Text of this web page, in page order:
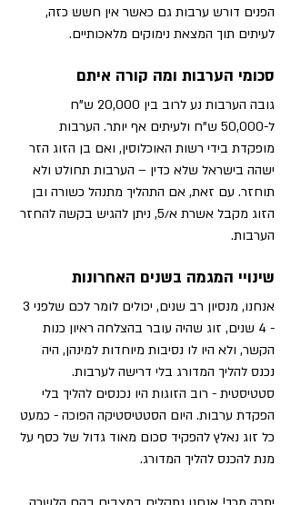
הפנים דורש ערבות גם כאשר אין חשש כזה,
לעיתים תוך המצאת נימוקים מלאכותיים.
סכומי הערבות ומה קורה איתם
גובה הערבות נע לרוב בין 20,000 ש"ח
ל-50,000 ש"ח ולעיתים אף יותר. הערבות
מופקדת בידי רשות האוכלוסין, ואם בן הזוג הזר
ישהה בישראל שלא כדין – הערבות תחולט ולא
תוחזר. עם זאת, אם התהליך מתנהל כשורה ובן
הזוג מקבל אשרת א/5, ניתן להגיש בקשה להחזר
הערבות.
שינויי המגמה בשנים האחרונות
- 4 שנים, זוג שהיה עובר בהצלחה ראיון כנות
הקשר, ולא היו לו נסיבות מיוחדות למינהן, היה
נכנס להליך המדורג בלי דרישה לערבות.
סטטיסטית - רוב הזוגות היו נכנסים להליך בלי
הפקדת ערבות. היום הסטטיסטיקה הפוכה - כמעט
כל זוג נאלץ להפקיד סכום מאוד גדול של כסף על
מנת להכנס להליך המדורג.